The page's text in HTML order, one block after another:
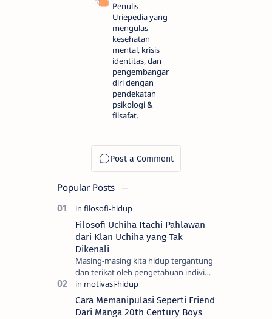
Penulis
Uriepedia yang
mengulas
kesehatan
mental, krisis
identitas, dan
pengembangan
diri dengan
pendekatan
psikologi &
filsafat.
Popular Posts
Filosofi Uchiha Itachi Pahlawan
dari Klan Uchiha yang Tak
Dikenali
Masing-masing kita hidup tergantung
dan terikat oleh pengetahuan individu
dan kesadaran kita, semua itu adalah
yang kita sebut sebagai realiti —…
Cara Memanipulasi Seperti Friend
Dari Manga 20th Century Boys